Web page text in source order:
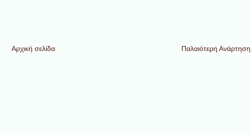
Παλαιότερη Ανάρτηση
Αρχική σελίδα